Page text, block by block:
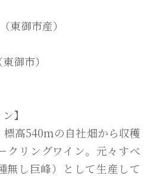
御市産）
御市）
】
高540mの自社畑から収穫
クリングワイン。元々すべ
無し巨峰）として生産して